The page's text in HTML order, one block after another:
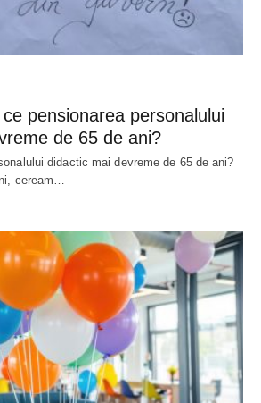
pensionarea personalului
de 65 de ani?
didactic mai devreme de 65 de ani?
ceream…